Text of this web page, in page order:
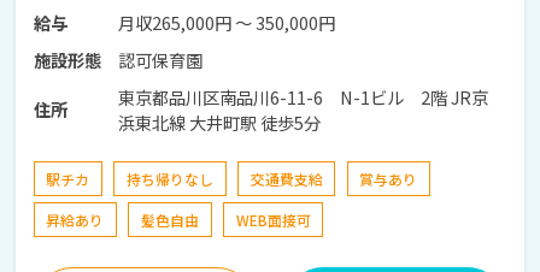
給与
月収265,000円 〜 350,000円
施設形態
認可保育園
住所
東京都品川区南品川6-11-6 N-1ビル 2階 JR京
浜東北線 大井町駅 徒歩5分
駅チカ 持ち帰りなし 交通費支給
賞与あり
昇給あり
髪色自由 WEB面接可